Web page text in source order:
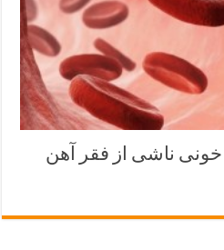
خونی ناشی از فقر آهن